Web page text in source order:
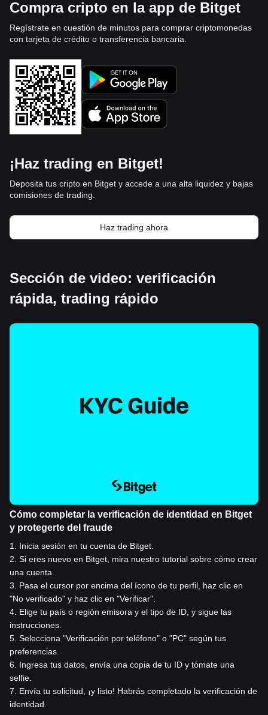
Compra cripto en la app de Bitget
Regístrate en cuestión de minutos para comprar criptomonedas
con tarjeta de crédito o transferencia bancaria.
¡Haz trading en Bitget!
Deposita tus cripto en Bitget y accede a una alta liquidez y bajas
comisiones de trading.
Haz trading ahora
Sección de video: verificación
rápida, trading rápido
Cómo completar la verificación de identidad en Bitget
y protegerte del fraude
1
Inicia sesión en tu cuenta de Bitget.
2 Si eres nuevo en Bitget, mira nuestro tutorial sobre cómo crear
una cuenta.
3
Pasa el cursor por encima del ícono de tu perfil, haz clic en
"No verificado" y haz clic en "Verificar".
4 Elige tu país o región emisora y el tipo de ID, y sigue las
instrucciones.
5 Selecciona "Verificación por teléfono" o "PC" según tus
preferencias.
6
Ingresa tus datos, envía una copia de tu ID y tómate una
selfie.
7
Envía tu solicitud, ¡y listo! Habrás completado la verificación de
identidad.